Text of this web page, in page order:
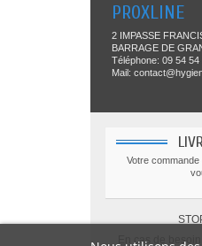
PROXLINE
2 IMPASSE
BARRAGE DE
Téléphone: 09 54 54
Mail:
Votre
En cas de